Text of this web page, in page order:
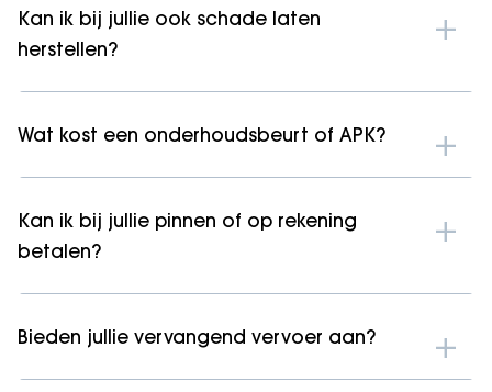
Kan ik bij jullie ook schade laten
herstellen?
Wat kost een onderhoudsbeurt of APK?
Kan ik bij jullie pinnen of op rekening
betalen?
Bieden jullie vervangend vervoer aan?